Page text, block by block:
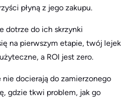
płyną z jego zakupu.
dotrze do ich skrzynki
na pierwszym etapie, twój lejek
a ROI jest zero.
docierają do zamierzonego
gdzie tkwi problem, jak go